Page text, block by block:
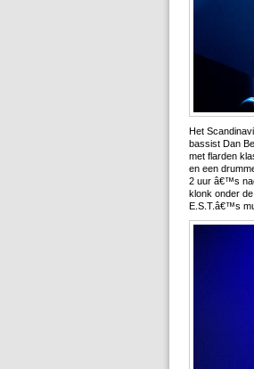
Het
bassist Dan
met flarden
en een
2 uur â€™s
klonk onder
E.S.T.â€™s